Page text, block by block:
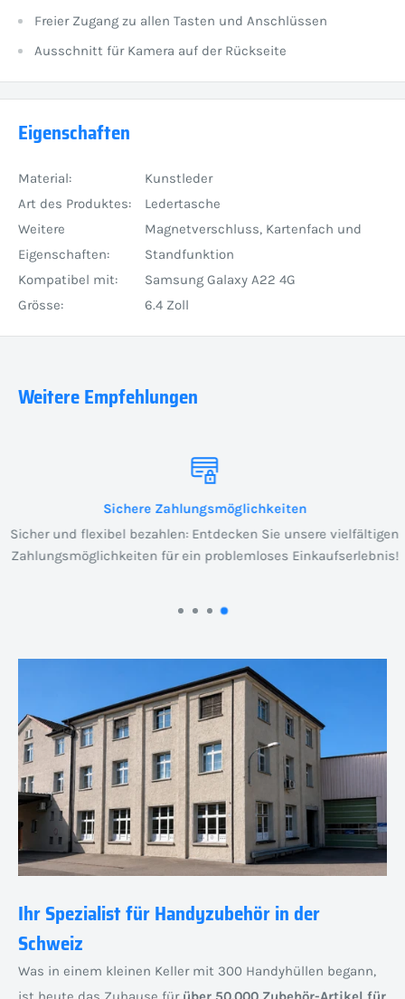
Freier Zugang zu allen Tasten und Anschlüssen
Ausschnitt für Kamera auf der Rückseite
Eigenschaften
Material:
Kunstleder
Art des Produktes:
Ledertasche
Weitere
Eigenschaften:
Magnetverschluss, Kartenfach und
Standfunktion
Kompatibel mit:
Samsung Galaxy A22 4G
Grösse:
6.4 Zoll
Weitere Empfehlungen
Sichere Zahlungsmöglichkeiten
Sicher und flexibel bezahlen: Entdecken Sie unsere vielfältigen
Zahlungsmöglichkeiten für ein problemloses Einkaufserlebnis!
Ihr Spezialist für Handyzubehör in der
Schweiz
Was in einem kleinen Keller mit 300 Handyhüllen begann,